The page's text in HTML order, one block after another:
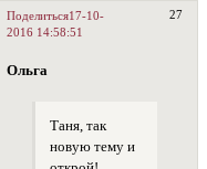
Поделиться 27
17-10-
2016 14:58:51
Ольга
Таня, так
новую тему и